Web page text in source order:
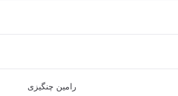
رامین چنگیزی